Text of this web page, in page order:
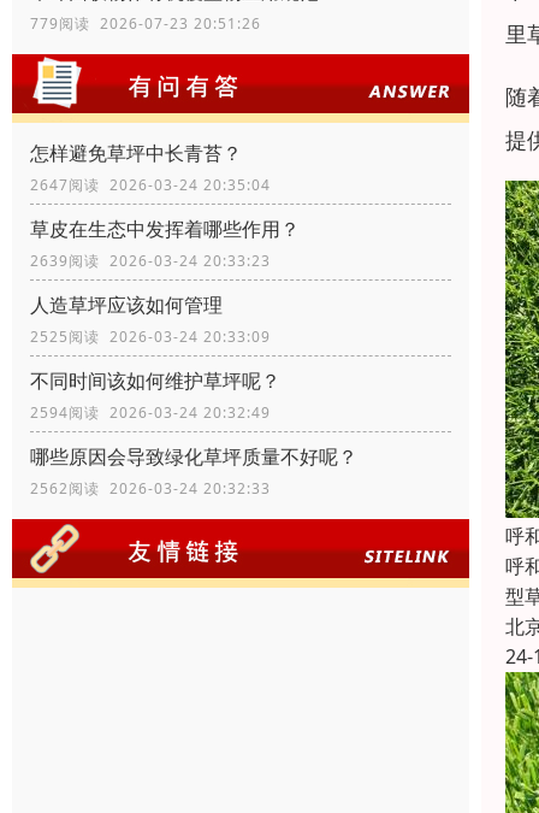
779阅读 2026-07-23 20:51:26
怎样避免草坪中长青苔？
2647阅读 2026-03-24 20:35:04
草皮在生态中发挥着哪些作用？
2639阅读 2026-03-24 20:33:23
人造草坪应该如何管理
2525阅读 2026-03-24 20:33:09
不同时间该如何维护草坪呢？
2594阅读 2026-03-24 20:32:49
哪些原因会导致绿化草坪质量不好呢？
2562阅读 2026-03-24 20:32:33
里
随
提
呼
呼
型
北
24-